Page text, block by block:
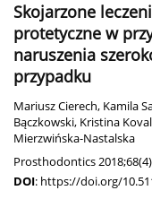
Skojarzone
protetyczne w
naruszenia
przypadku
Mariusz Cierech, Kamila
Bączkowski, Kristina
Mierzwińska-Nastalska
Prosthodontics
DOI: https://doi.org/